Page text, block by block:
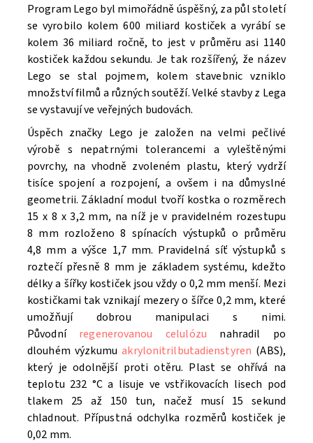
Program Lego byl mimořádně úspěšný, za půl století
se vyrobilo kolem 600 miliard kostiček a vyrábí se
kolem 36 miliard ročně, to jest v průměru asi 1140
kostiček každou sekundu. Je tak rozšířený, že název
Lego se stal pojmem, kolem stavebnic vzniklo
množství filmů a různých soutěží. Velké stavby z Lega
se vystavují ve veřejných budovách.
Úspěch značky Lego je založen na velmi pečlivé
výrobě s nepatrnými tolerancemi a vyleštěnými
povrchy, na vhodně zvoleném plastu, který vydrží
tisíce spojení a rozpojení, a ovšem i na důmyslné
geometrii. Základní modul tvoří kostka o rozměrech
15 x 8 x 3,2 mm, na níž je v pravidelném rozestupu
8 mm rozloženo 8 spínacích výstupků o průměru
4,8 mm a výšce 1,7 mm. Pravidelná síť výstupků s
roztečí přesně 8 mm je základem systému, kdežto
délky a šířky kostiček jsou vždy o 0,2 mm menší. Mezi
kostičkami tak vznikají mezery o šířce 0,2 mm, které
umožňují dobrou manipulaci s nimi.
Původní regenerovanou celulózu nahradil po
dlouhém výzkumuakrylonitrilbutadienstyren (ABS),
který je odolnější proti otěru. Plast se ohřívá na
teplotu 232 °C a lisuje ve vstřikovacích lisech pod
tlakem 25 až 150 tun, načež musí 15 sekund
chladnout. Přípustná odchylka rozměrů kostiček je
0,02 mm.